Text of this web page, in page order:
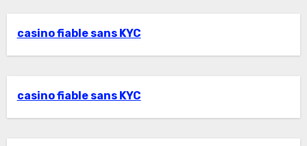
casino fiable sans KYC
casino fiable sans KYC